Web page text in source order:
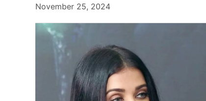
November 25, 2024